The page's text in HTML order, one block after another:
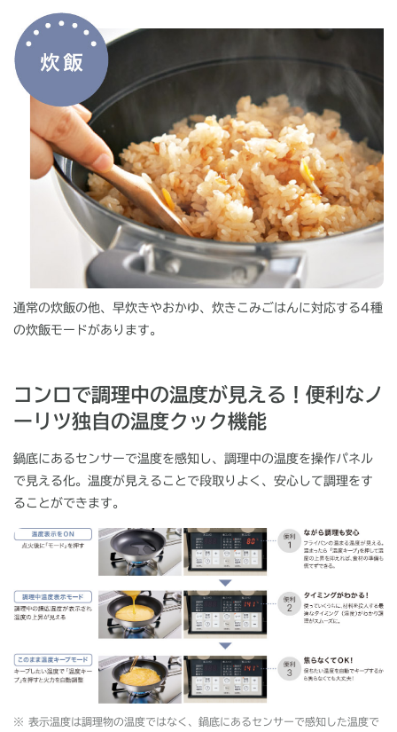
通常の炊飯の他、早炊きやおかゆ、炊きこみごはんに対応する4種
の炊飯モードがあります。
コンロで調理中の温度が見える！便利なノ
ーリツ独自の温度クック機能
鍋底にあるセンサーで温度を感知し、調理中の温度を操作パネル
で見える化。温度が見えることで段取りよく、安心して調理をす
ることができます。
※ 表示温度は調理物の温度ではなく、鍋底にあるセンサーで感知した温度で